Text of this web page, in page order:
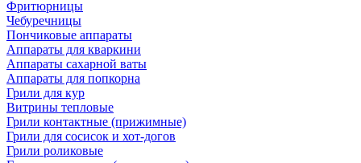
Фритюрницы
Чебуречницы
Пончиковые аппараты
Аппараты для кваркини
Аппараты сахарной ваты
Аппараты для попкорна
Грили для кур
Витрины тепловые
Грили контактные (прижимные)
Грили для сосисок и хот-догов
Грили роликовые